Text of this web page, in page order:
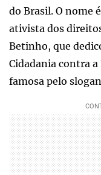
do Brasil. O nome
ativista dos
Betinho, que
Cidadania contra a
famosa pelo